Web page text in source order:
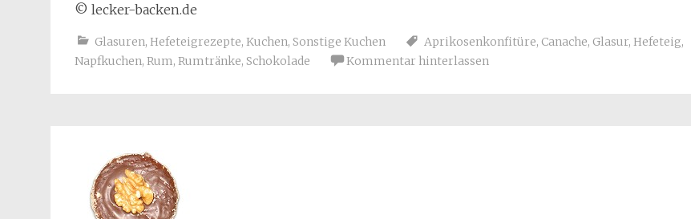
© lecker-backen.de
Glasuren, Hefeteigrezepte, Kuchen, Sonstige Kuchen Aprikosenkonfitüre, Canache, Glasur, Hefeteig,
Napfkuchen, Rum, Rumtränke, Schokolade Kommentar hinterlassen